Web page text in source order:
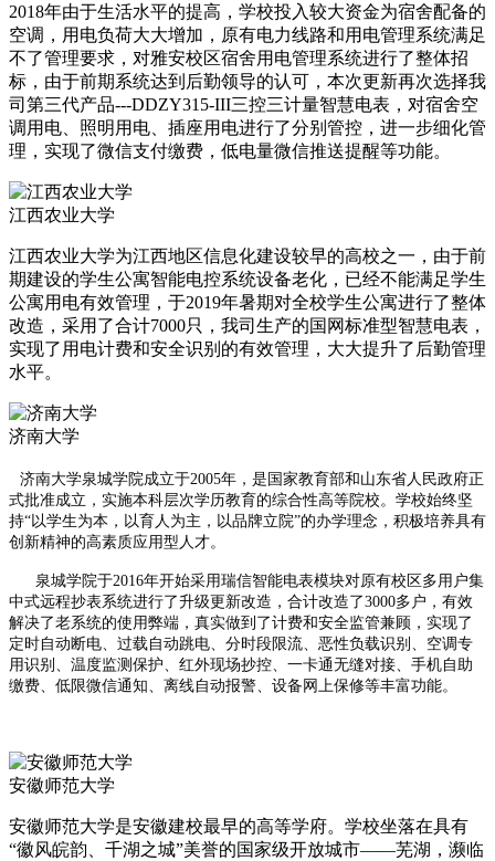
2018年由于生活水平的提高，学校投入较大资金为宿舍配备的
空调，用电负荷大大增加，原有电力线路和用电管理系统满足
不了管理要求，对雅安校区宿舍用电管理系统进行了整体招
标，由于前期系统达到后勤领导的认可，本次更新再次选择我
司第三代产品---DDZY315-III三控三计量智慧电表，对宿舍空
调用电、照明用电、插座用电进行了分别管控，进一步细化管
理，实现了微信支付缴费，低电量微信推送提醒等功能。
江西农业大学
江西农业大学为江西地区信息化建设较早的高校之一，由于前
期建设的学生公寓智能电控系统设备老化，已经不能满足学生
公寓用电有效管理，于2019年暑期对全校学生公寓进行了整体
改造，采用了合计7000只，我司生产的国网标准型智慧电表，
实现了用电计费和安全识别的有效管理，大大提升了后勤管理
水平。
济南大学
济南大学泉城学院成立于2005年，是国家教育部和山东省人民政府正
式批准成立，实施本科层次学历教育的综合性高等院校。学校始终坚
持“以学生为本，以育人为主，以品牌立院”的办学理念，积极培养具有
创新精神的高素质应用型人才。
泉城学院于2016年开始采用瑞信智能电表模块对原有校区多用户集
中式远程抄表系统进行了升级更新改造，合计改造了3000多户，有效
解决了老系统的使用弊端，真实做到了计费和安全监管兼顾，实现了
定时自动断电、过载自动跳电、分时段限流、恶性负载识别、空调专
用识别、温度监测保护、红外现场抄控、一卡通无缝对接、手机自助
缴费、低限微信通知、离线自动报警、设备网上保修等丰富功能。
安徽师范大学
安徽师范大学是安徽建校最早的高等学府。学校坐落在具有
“徽风皖韵、千湖之城”美誉的国家级开放城市——芜湖，濒临